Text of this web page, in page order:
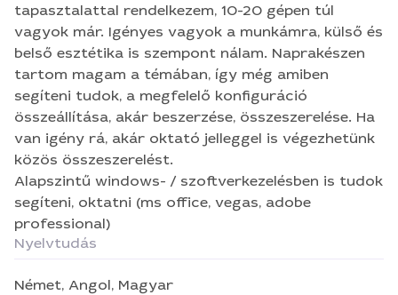
van igény rá, akár oktató jelleggel is végezhetünk
közös összeszerelést. Alapszintű windows- /
szoftverkezelésben is tudok segíteni, oktatni (ms
office, vegas, adobe professional)
tapasztalattal rendelkezem, 10-20 gépen túl
vagyok már. Igényes vagyok a munkámra, külső és
belső esztétika is szempont nálam. Naprakészen
tartom magam a témában, így még amiben
segíteni tudok, a megfelelő konfiguráció
összeállítása, akár beszerzése, összeszerelése. Ha
van igény rá, akár oktató jelleggel is végezhetünk
közös összeszerelést.
Alapszintű windows- / szoftverkezelésben is tudok
segíteni, oktatni (ms office, vegas, adobe
professional)
Nyelvtudás
Német, Angol, Magyar